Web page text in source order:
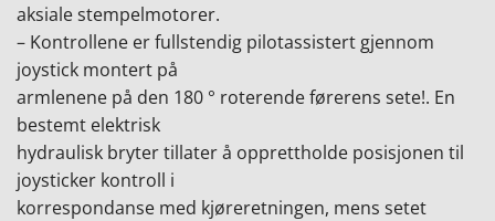
aksiale stempelmotorer.
– Kontrollene er fullstendig pilotassistert gjennom
joystick montert på
armlenene på den 180 ° roterende førerens sete!. En
bestemt elektrisk
hydraulisk bryter tillater å opprettholde posisjonen til
joysticker kontroll i
korrespondanse med kjøreretningen, mens setet